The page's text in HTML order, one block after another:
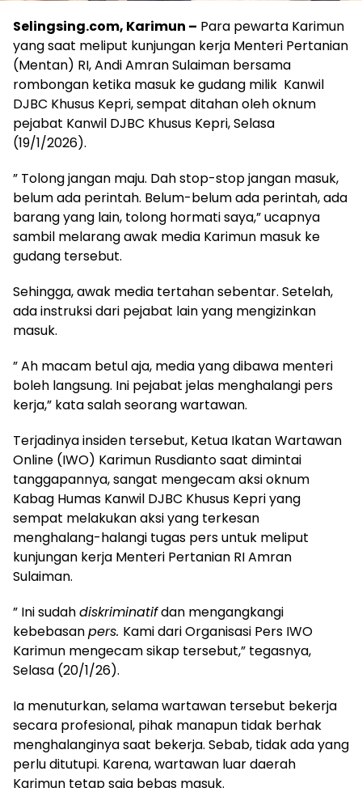
Selingsing.com, Karimun – Para pewarta Karimun
yang saat meliput kunjungan kerja Menteri Pertanian
(Mentan) RI, Andi Amran Sulaiman bersama
rombongan ketika masuk ke gudang milik Kanwil
DJBC Khusus Kepri, sempat ditahan oleh oknum
pejabat Kanwil DJBC Khusus Kepri, Selasa
(19/1/2026).
” Tolong jangan maju. Dah stop-stop jangan masuk,
belum ada perintah. Belum-belum ada perintah, ada
barang yang lain, tolong hormati saya,” ucapnya
sambil melarang awak media Karimun masuk ke
gudang tersebut.
Sehingga, awak media tertahan sebentar. Setelah,
ada instruksi dari pejabat lain yang mengizinkan
masuk.
” Ah macam betul aja, media yang dibawa menteri
boleh langsung. Ini pejabat jelas menghalangi pers
kerja,” kata salah seorang wartawan.
Terjadinya insiden tersebut, Ketua Ikatan Wartawan
Online (IWO) Karimun Rusdianto saat dimintai
tanggapannya, sangat mengecam aksi oknum
Kabag Humas Kanwil DJBC Khusus Kepri yang
sempat melakukan aksi yang terkesan
menghalang-halangi tugas pers untuk meliput
kunjungan kerja Menteri Pertanian RI Amran
Sulaiman.
” Ini sudahdiskriminatifdan mengangkangi
kebebasanpers. Kami dari Organisasi Pers IWO
Karimun mengecam sikap tersebut,” tegasnya,
Selasa (20/1/26).
Ia menuturkan, selama wartawan tersebut bekerja
secara profesional, pihak manapun tidak berhak
menghalanginya saat bekerja. Sebab, tidak ada yang
perlu ditutupi. Karena, wartawan luar daerah
Karimun tetap saja bebas masuk.